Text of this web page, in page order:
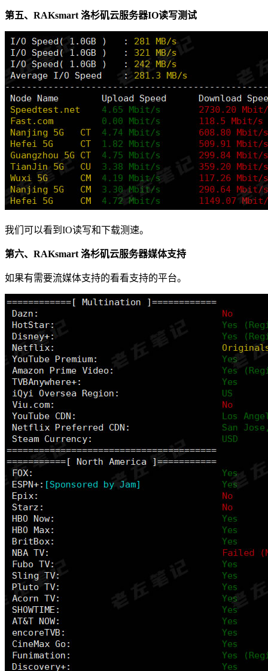
第五、RAKsmart 洛杉矶云服务器IO读写测试
我们可以看到IO读写和下载测速。
第六、RAKsmart 洛杉矶云服务器媒体支持
如果有需要流媒体支持的看看支持的平台。